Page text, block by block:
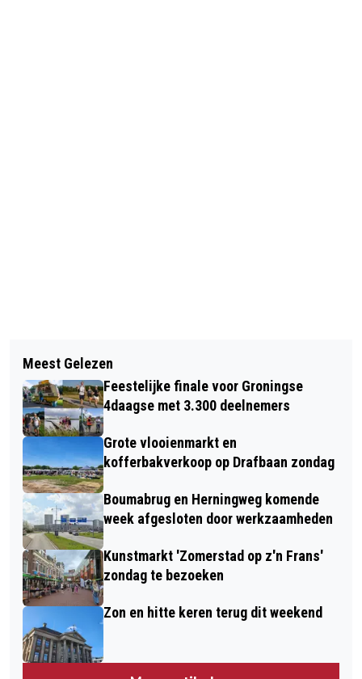
REPAIR CAFÉ HOOGKERK VIERT 10-
JARIG BESTAAN
BEDRIJFSUNIT AAN NEUTRONSTRAAT
PER DIRECT GESLOTEN NA CONTROLE
Meest Gelezen
Feestelijke finale voor Groningse
4daagse met 3.300 deelnemers
Grote vlooienmarkt en
kofferbakverkoop op Drafbaan zondag
Boumabrug en Herningweg komende
week afgesloten door werkzaamheden
Kunstmarkt 'Zomerstad op z'n Frans'
zondag te bezoeken
Zon en hitte keren terug dit weekend